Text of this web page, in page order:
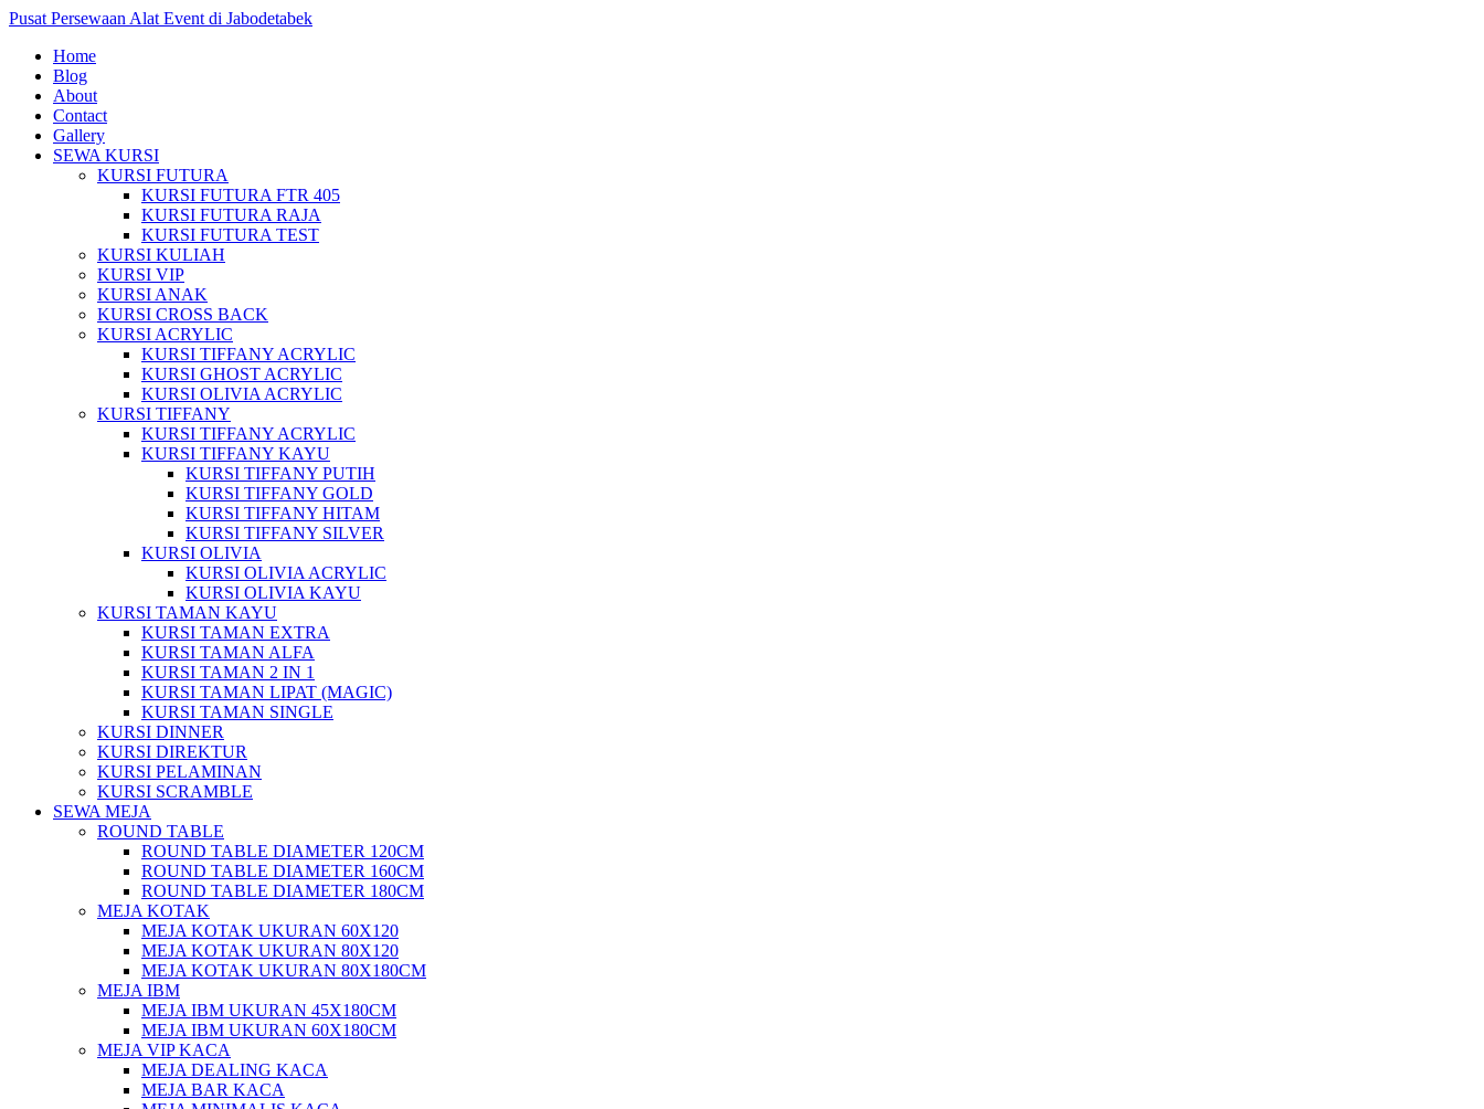
Pusat Persewaan Alat Event di Jabodetabek
Home
Blog
About
Contact
Gallery
SEWA KURSI
KURSI FUTURA
KURSI FUTURA FTR 405
KURSI FUTURA RAJA
KURSI FUTURA TEST
KURSI KULIAH
KURSI VIP
KURSI ANAK
KURSI CROSS BACK
KURSI ACRYLIC
KURSI TIFFANY ACRYLIC
KURSI GHOST ACRYLIC
KURSI OLIVIA ACRYLIC
KURSI TIFFANY
KURSI TIFFANY ACRYLIC
KURSI TIFFANY KAYU
KURSI TIFFANY PUTIH
KURSI TIFFANY GOLD
KURSI TIFFANY HITAM
KURSI TIFFANY SILVER
KURSI OLIVIA
KURSI OLIVIA ACRYLIC
KURSI OLIVIA KAYU
KURSI TAMAN KAYU
KURSI TAMAN EXTRA
KURSI TAMAN ALFA
KURSI TAMAN 2 IN 1
KURSI TAMAN LIPAT (MAGIC)
KURSI TAMAN SINGLE
KURSI DINNER
KURSI DIREKTUR
KURSI PELAMINAN
KURSI SCRAMBLE
SEWA MEJA
ROUND TABLE
ROUND TABLE DIAMETER 120CM
ROUND TABLE DIAMETER 160CM
ROUND TABLE DIAMETER 180CM
MEJA KOTAK
MEJA KOTAK UKURAN 60X120
MEJA KOTAK UKURAN 80X120
MEJA KOTAK UKURAN 80X180CM
MEJA IBM
MEJA IBM UKURAN 45X180CM
MEJA IBM UKURAN 60X180CM
MEJA VIP KACA
MEJA DEALING KACA
MEJA BAR KACA